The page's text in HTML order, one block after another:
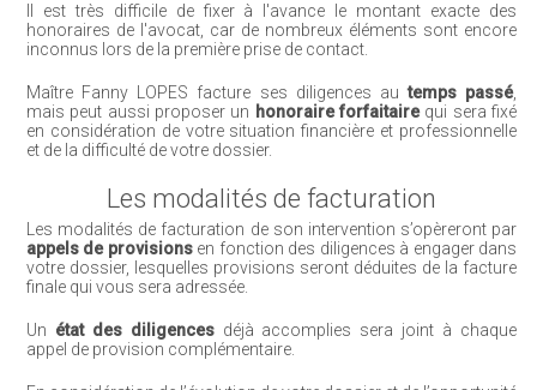
Il est très difficile de fixer à l'avance le montant exacte des
honoraires de l'avocat, car de nombreux éléments sont encore
inconnus lors de la première prise de contact.
Maître Fanny LOPES facture ses diligences autemps passé,
mais peut aussi proposer un honoraire forfaitairequi sera fixé
en considération de votre situation financière et professionnelle
et de la difficulté de votre dossier.
Les modalités de facturation
Les modalités de facturation de son intervention s’opèreront par
appels de provisionsen fonction des diligences à engager dans
votre dossier, lesquelles provisions seront déduites de la facture
finale qui vous sera adressée.
Un état des diligencesdéjà accomplies sera joint à chaque
appel de provision complémentaire.